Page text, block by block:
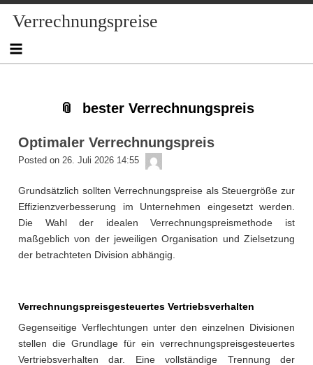
tototototototo
Verrechnungspreise
bester Verrechnungspreis
Optimaler Verrechnungspreis
Posted on 26. Juli 2026 14:55
Grundsätzlich sollten Verrechnungspreise als Steuergröße zur
Effizienzverbesserung im Unternehmen eingesetzt werden.
Die Wahl der idealen Verrechnungspreismethode ist
maßgeblich von der jeweiligen Organisation und Zielsetzung
der betrachteten Division abhängig.
Verrechnungspreisgesteuertes Vertriebsverhalten
Gegenseitige Verflechtungen unter den einzelnen Divisionen
stellen die Grundlage für ein verrechnungspreisgesteuertes
Vertriebsverhalten dar. Eine vollständige Trennung der